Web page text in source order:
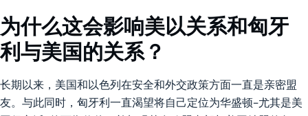
为什么这会影响美以关系和匈牙
利与美国的关系？
长期以来，美国和以色列在安全和外交政策方面一直是亲密盟
友。与此同时，匈牙利一直渴望将自己定位为华盛顿–尤其是美